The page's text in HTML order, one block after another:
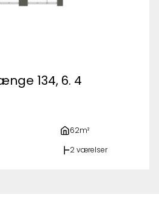
134, 6. 4
62m²
2 værelser